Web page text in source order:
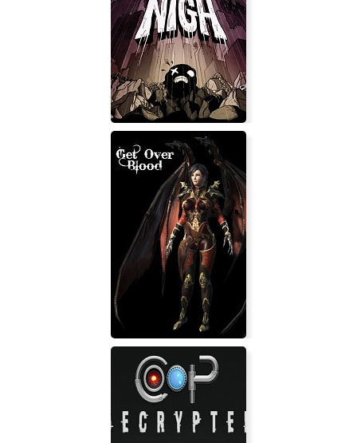
Icewind Dale (classic)
The End Is Nigh